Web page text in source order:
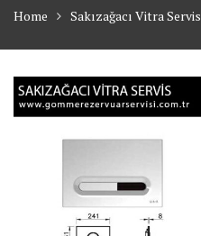
Home Sakızağacı Vitra Servis